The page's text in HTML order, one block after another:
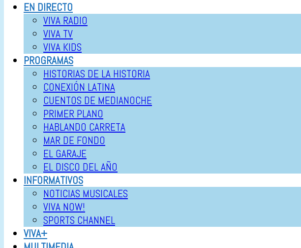
EN DIRECTO
VIVA RADIO
VIVA TV
VIVA KIDS
PROGRAMAS
HISTORIAS DE LA HISTORIA
CONEXIÓN LATINA
CUENTOS DE MEDIANOCHE
PRIMER PLANO
HABLANDO CARRETA
MAR DE FONDO
EL GARAJE
EL DISCO DEL AÑO
INFORMATIVOS
NOTICIAS MUSICALES
VIVA NOW!
SPORTS CHANNEL
VIVA+